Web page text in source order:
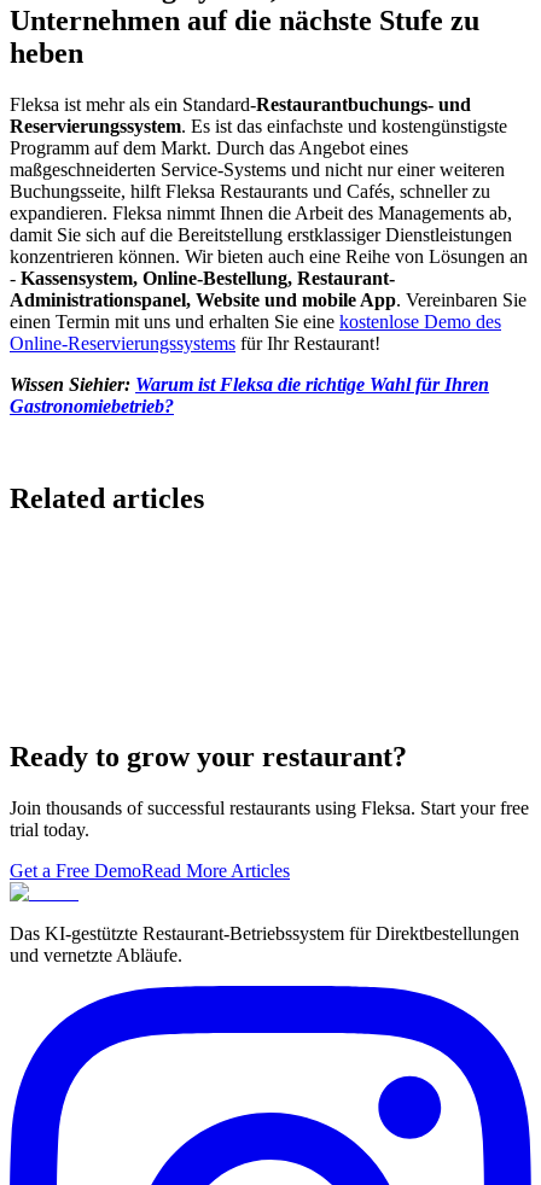
Unternehmen auf die nächste Stufe zu
heben
Fleksa ist mehr als ein Standard-Restaurantbuchungs- und
Reservierungssystem. Es ist das einfachste und kostengünstigste
Programm auf dem Markt. Durch das Angebot eines
maßgeschneiderten Service-Systems und nicht nur einer weiteren
Buchungsseite, hilft Fleksa Restaurants und Cafés, schneller zu
expandieren. Fleksa nimmt Ihnen die Arbeit des Managements ab,
damit Sie sich auf die Bereitstellung erstklassiger Dienstleistungen
konzentrieren können. Wir bieten auch eine Reihe von Lösungen an
- Kassensystem, Online-Bestellung, Restaurant-
Administrationspanel, Website und mobile App. Vereinbaren Sie
einen Termin mit uns und erhalten Sie eine kostenlose Demo des
Online-Reservierungssystems für Ihr Restaurant!
‍Wissen Siehier: Warum ist Fleksa die richtige Wahl für Ihren
Gastronomiebetrieb?
Related articles
Ready to grow your restaurant?
Join thousands of successful restaurants using Fleksa. Start your free
trial today.
Get a Free DemoRead More Articles
Das KI-gestützte Restaurant-Betriebssystem für Direktbestellungen
und vernetzte Abläufe.